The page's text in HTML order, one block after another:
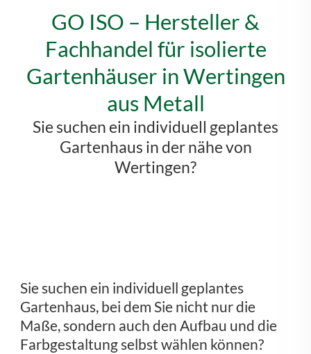
GO ISO – Hersteller &
Fachhandel für isolierte
Gartenhäuser in Wertingen
aus Metall
Sie suchen ein individuell geplantes
Gartenhaus in der nähe von
Wertingen?
Sie suchen ein individuell geplantes
Gartenhaus, bei dem Sie nicht nur die
Maße, sondern auch den Aufbau und die
Farbgestaltung selbst wählen können?